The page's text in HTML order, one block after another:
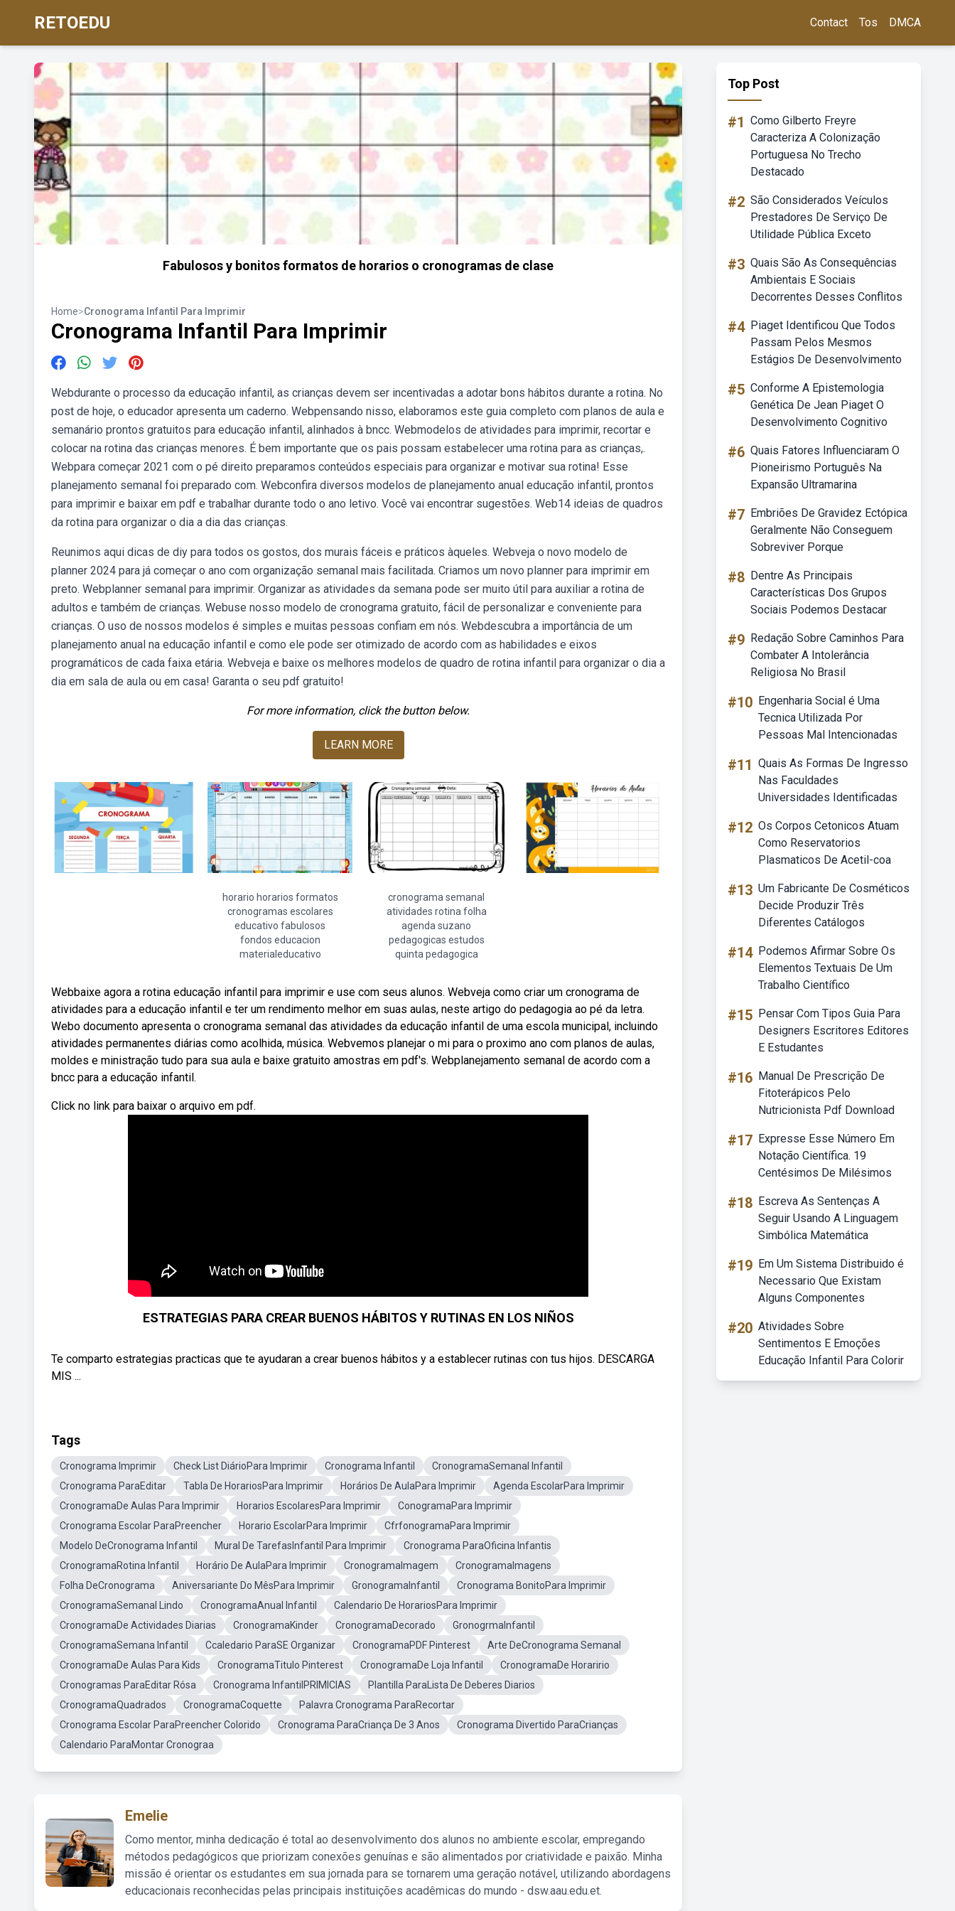
RETOEDU Contact Tos DMCA
Fabulosos y bonitos formatos de horarios o cronogramas de clase
Home>Cronograma Infantil Para Imprimir
Cronograma Infantil Para Imprimir
Webdurante o processo da educação infantil, as crianças devem ser incentivadas a adotar bons hábitos durante a rotina. No
post de hoje, o educador apresenta um caderno. Webpensando nisso, elaboramos este guia completo com planos de aula e
semanário prontos gratuitos para educação infantil, alinhados à bncc. Webmodelos de atividades para imprimir, recortar e
colocar na rotina das crianças menores. É bem importante que os pais possam estabelecer uma rotina para as crianças,.
Webpara começar 2021 com o pé direito preparamos conteúdos especiais para organizar e motivar sua rotina! Esse
planejamento semanal foi preparado com. Webconfira diversos modelos de planejamento anual educação infantil, prontos
para imprimir e baixar em pdf e trabalhar durante todo o ano letivo. Você vai encontrar sugestões. Web14 ideias de quadros
da rotina para organizar o dia a dia das crianças.
Reunimos aqui dicas de diy para todos os gostos, dos murais fáceis e práticos àqueles. Webveja o novo modelo de
planner 2024 para já começar o ano com organização semanal mais facilitada. Criamos um novo planner para imprimir em
preto. Webplanner semanal para imprimir. Organizar as atividades da semana pode ser muito útil para auxiliar a rotina de
adultos e também de crianças. Webuse nosso modelo de cronograma gratuito, fácil de personalizar e conveniente para
crianças. O uso de nossos modelos é simples e muitas pessoas confiam em nós. Webdescubra a importância de um
planejamento anual na educação infantil e como ele pode ser otimizado de acordo com as habilidades e eixos
programáticos de cada faixa etária. Webveja e baixe os melhores modelos de quadro de rotina infantil para organizar o dia a
dia em sala de aula ou em casa! Garanta o seu pdf gratuito!
For more information, click the button below.
LEARN MORE
horario horarios formatos
cronogramas escolares
educativo fabulosos
fondos educacion
materialeducativo
cronograma semanal
atividades rotina folha
agenda suzano
pedagogicas estudos
quinta pedagogica
Webbaixe agora a rotina educação infantil para imprimir e use com seus alunos. Webveja como criar um cronograma de
atividades para a educação infantil e ter um rendimento melhor em suas aulas, neste artigo do pedagogia ao pé da letra.
Webo documento apresenta o cronograma semanal das atividades da educação infantil de uma escola municipal, incluindo
atividades permanentes diárias como acolhida, música. Webvemos planejar o mi para o proximo ano com planos de aulas,
moldes e ministração tudo para sua aula e baixe gratuito amostras em pdf's. Webplanejamento semanal de acordo com a
bncc para a educação infantil.
Click no link para baixar o arquivo em pdf.
ESTRATEGIAS PARA CREAR BUENOS HÁBITOS Y RUTINAS EN LOS NIÑOS
Te comparto estrategias practicas que te ayudaran a crear buenos hábitos y a establecer rutinas con tus hijos. DESCARGA
MIS ...
Tags
Cronograma Imprimir Check List DiárioPara Imprimir Cronograma Infantil
CronogramaSemanal Infantil
Cronograma ParaEditar
Tabla De HorariosPara Imprimir Horários De AulaPara Imprimir
Agenda EscolarPara Imprimir
CronogramaDe Aulas Para Imprimir
Horarios EscolaresPara Imprimir
ConogramaPara Imprimir
Cronograma Escolar ParaPreencher
Horario EscolarPara Imprimir
CfrfonogramaPara Imprimir
Modelo DeCronograma Infantil
Mural De TarefasInfantil Para Imprimir
Cronograma ParaOficina Infantis
CronogramaRotina Infantil
Horário De AulaPara Imprimir CronogramaImagem
CronogramaImagens
Folha DeCronograma
Aniversariante Do MêsPara Imprimir GronogramaInfantil
Cronograma BonitoPara Imprimir
CronogramaSemanal Lindo
CronogramaAnual Infantil
Calendario De HorariosPara Imprimir
CronogramaDe Actividades Diarias
CronogramaKinder CronogramaDecorado
GronogrmaInfantil
CronogramaSemana Infantil
Ccaledario ParaSE Organizar CronogramaPDF Pinterest
Arte DeCronograma Semanal
CronogramaDe Aulas Para Kids
CronogramaTitulo Pinterest CronogramaDe Loja Infantil
CronogramaDe Horaririo
Cronogramas ParaEditar Rósa
Cronograma InfantilPRIMICIAS
Plantilla ParaLista De Deberes Diarios
CronogramaQuadrados
CronogramaCoquette
Palavra Cronograma ParaRecortar
Cronograma Escolar ParaPreencher Colorido
Cronograma ParaCriança De 3 Anos
Cronograma Divertido ParaCrianças
Calendario ParaMontar Cronograa
Emelie
Como mentor, minha dedicação é total ao desenvolvimento dos alunos no ambiente escolar, empregando
métodos pedagógicos que priorizam conexões genuínas e são alimentados por criatividade e paixão. Minha
missão é orientar os estudantes em sua jornada para se tornarem uma geração notável, utilizando abordagens
educacionais reconhecidas pelas principais instituições acadêmicas do mundo - dsw.aau.edu.et.
Top Post
#1 Como Gilberto Freyre
Caracteriza A Colonização
Portuguesa No Trecho
Destacado
#2 São Considerados Veículos
Prestadores De Serviço De
Utilidade Pública Exceto
#3 Quais São As Consequências
Ambientais E Sociais
Decorrentes Desses Conflitos
#4 Piaget Identificou Que Todos
Passam Pelos Mesmos
Estágios De Desenvolvimento
#5 Conforme A Epistemologia
Genética De Jean Piaget O
Desenvolvimento Cognitivo
#6 Quais Fatores Influenciaram O
Pioneirismo Português Na
Expansão Ultramarina
#7 Embriões De Gravidez Ectópica
Geralmente Não Conseguem
Sobreviver Porque
#8 Dentre As Principais
Características Dos Grupos
Sociais Podemos Destacar
#9 Redação Sobre Caminhos Para
Combater A Intolerância
Religiosa No Brasil
#10 Engenharia Social é Uma
Tecnica Utilizada Por
Pessoas Mal Intencionadas
#11 Quais As Formas De Ingresso
Nas Faculdades
Universidades Identificadas
#12 Os Corpos Cetonicos Atuam
Como Reservatorios
Plasmaticos De Acetil-coa
#13 Um Fabricante De Cosméticos
Decide Produzir Três
Diferentes Catálogos
#14 Podemos Afirmar Sobre Os
Elementos Textuais De Um
Trabalho Científico
#15 Pensar Com Tipos Guia Para
Designers Escritores Editores
E Estudantes
#16 Manual De Prescrição De
Fitoterápicos Pelo
Nutricionista Pdf Download
#17 Expresse Esse Número Em
Notação Científica. 19
Centésimos De Milésimos
#18 Escreva As Sentenças A
Seguir Usando A Linguagem
Simbólica Matemática
#19 Em Um Sistema Distribuido é
Necessario Que Existam
Alguns Componentes
#20 Atividades Sobre
Sentimentos E Emoções
Educação Infantil Para Colorir